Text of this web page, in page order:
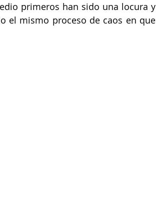
primeros han sido una locura y
el mismo proceso de caos en que